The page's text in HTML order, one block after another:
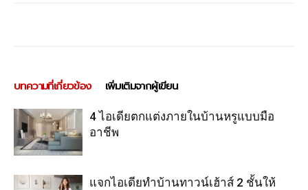
บทความที่เกี่ยวข้อง เพิ่มเติมจากผู้เขียน
4 ไอเดียตกแต่งภายในบ้านหรูแบบมือ
อาชีพ
แจกไอเดียทำบ้านทาวน์เฮ้าส์ 2 ชั้นให้